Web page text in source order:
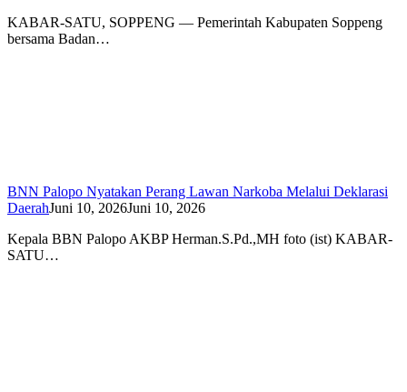
KABAR-SATU, SOPPENG — Pemerintah Kabupaten Soppeng
bersama Badan…
BNN Palopo Nyatakan Perang Lawan Narkoba Melalui Deklarasi
DaerahJuni 10, 2026Juni 10, 2026
Kepala BBN Palopo AKBP Herman.S.Pd.,MH foto (ist) KABAR-
SATU…